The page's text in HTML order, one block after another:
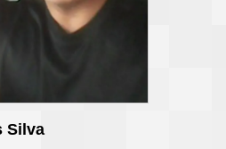
Silva